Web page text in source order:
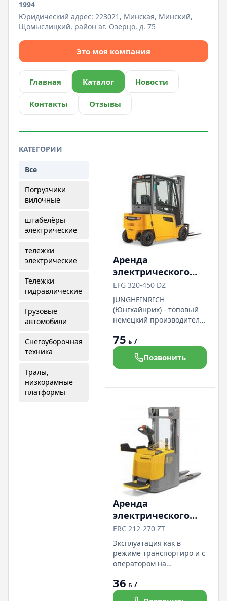
1994
Юридический адрес: 223021, Минская, Минский,
Щомыслицкий, район аг. Озерцо, д. 75
Это моя компания
Главная Каталог Новости
Контакты Отзывы
КАТЕГОРИИ
Все
Погрузчики
вилочные
штабелёры
электрические
тележки
электрические
Тележки
гидравлические
Грузовые
автомобили
Снегоуборочная
техника
Тралы,
низкорамные
платформы
Аренда
электрического
четырёхопорного
погрузчика
Jungheinrich EFG
320-450 DZ
EFG 320-450 DZ
JUNGHEINRICH
(Юнгхайнрих) - топовый
немецкий производитель
Электропогрузчик EFG
320-450 DZ
Грузоподъемность 2000 кг
Высота подъема 4500 мм
75 BYN /
Позвонить
Аренда
электрического
штабелера
Jungheinrich ERC
212-270 ZT
Возможность
ERC 212-270 ZT
Эксплуатация как в
режиме транспортиро и с
оператором на
режиме сопровождения.
Скорость движения 7 км/
36 BYN /